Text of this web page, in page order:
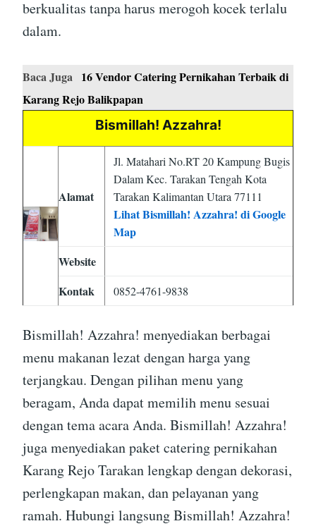
berkualitas tanpa harus merogoh kocek terlalu
dalam.
Baca Juga
16 Vendor Catering Pernikahan Terbaik di
Karang Rejo Balikpapan
Bismillah! Azzahra!
Alamat
Jl. Matahari No.RT 20 Kampung Bugis
Dalam Kec. Tarakan Tengah Kota
Tarakan Kalimantan Utara 77111
Lihat Bismillah! Azzahra! di Google
Map
Website
Kontak
0852-4761-9838
Bismillah! Azzahra! menyediakan berbagai
menu makanan lezat dengan harga yang
terjangkau. Dengan pilihan menu yang
beragam, Anda dapat memilih menu sesuai
dengan tema acara Anda. Bismillah! Azzahra!
juga menyediakan paket catering pernikahan
Karang Rejo Tarakan lengkap dengan dekorasi,
perlengkapan makan, dan pelayanan yang
ramah. Hubungi langsung Bismillah! Azzahra!